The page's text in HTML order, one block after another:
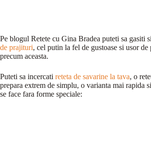
Pe blogul Retete cu Gina Bradea puteti sa gasiti
de prajituri, cel putin la fel de gustoase si usor de
precum aceasta.
Puteti sa incercati reteta de savarine la tava, o
prepara extrem de simplu, o varianta mai rapida
se face fara forme speciale: